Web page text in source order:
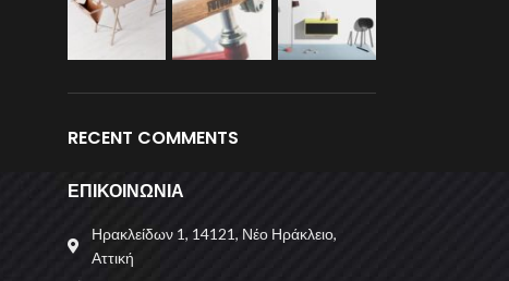
RECENT COMMENTS
ΕΠΙΚΟΙΝΩΝΙΑ
Ηρακλείδων 1, 14121, Νέο Ηράκλειο,
Αττική